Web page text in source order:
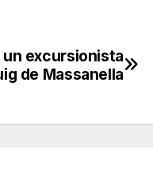
un excursionista
de Massanella